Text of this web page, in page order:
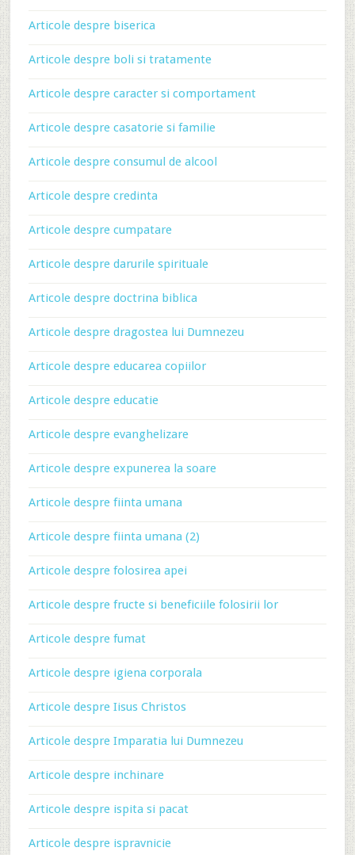
Articole despre biserica
Articole despre boli si tratamente
Articole despre caracter si comportament
Articole despre casatorie si familie
Articole despre consumul de alcool
Articole despre credinta
Articole despre cumpatare
Articole despre darurile spirituale
Articole despre doctrina biblica
Articole despre dragostea lui Dumnezeu
Articole despre educarea copiilor
Articole despre educatie
Articole despre evanghelizare
Articole despre expunerea la soare
Articole despre fiinta umana
Articole despre fiinta umana (2)
Articole despre folosirea apei
Articole despre fructe si beneficiile folosirii lor
Articole despre fumat
Articole despre igiena corporala
Articole despre Iisus Christos
Articole despre Imparatia lui Dumnezeu
Articole despre inchinare
Articole despre ispita si pacat
Articole despre ispravnicie